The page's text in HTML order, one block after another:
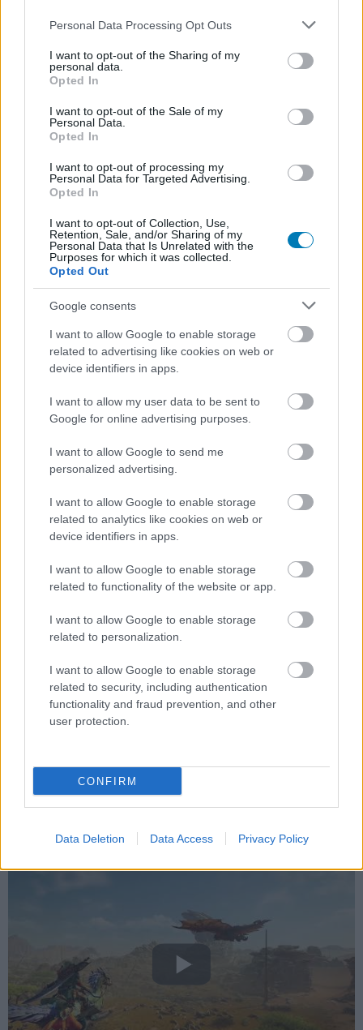
Please note that this website/app uses one or more Google
not limited to your visit or usage behaviour. You may click to
grant or deny consent to Google and its third-party tags to
use your data for below specified purposes in below Google
consent section.
Personal Data Processing Opt Outs
I want to opt-out of the Sharing of my
personal data.
Opted In
I want to opt-out of the Sale of my
Personal Data.
Opted In
I want to opt-out of processing my
Personal Data for Targeted Advertising.
Opted In
I want to opt-out of Collection, Use,
Retention, Sale, and/or Sharing of my
Personal Data that Is Unrelated with the
Purposes for which it was collected.
Opted Out
Google consents
I want to allow Google to enable storage
related to advertising like cookies on web or
device identifiers in apps.
I want to allow my user data to be sent to
Google for online advertising purposes.
I want to allow Google to send me
personalized advertising.
I want to allow Google to enable storage
related to analytics like cookies on web or
device identifiers in apps.
I want to allow Google to enable storage
related to functionality of the website or app.
I want to allow Google to enable storage
related to personalization.
I want to allow Google to enable storage
related to security, including authentication
functionality and fraud prevention, and other
user protection.
CONFIRM
Data Deletion Data Access Privacy Policy
Hozzászólások
Bemutatkozott a Monster
Hunter Wilds, végre beköszön a
széria erre a generációra is
A Capcom is meglátogatta a The Game Awards
2023 színpadát, és egy izgalmas, új bejelentést
és trailert hozott a szörnyvadász franchise
rajongóinak.
Unmute Loaded:
38.04%
A legutóbbi Monster Hunter a 2021-es Rise volt, ami
elsődlegesen a Nintendo Switchre készült. A játék portjai
ugyan 2 évvel később befutottak, de azok nem pörgették
érkezik viszont a Monster Hunter Wilds, ami majd pótolja
az előző rész látványbeli hiányosságait. A játékot maga
Ryozo Tsujimoto, a széria producere jelentette be
Game Awards 2023 színpadán
képviselője csak egy rövid ízelítőt hozott, ami
megmutatta a ránk váró világ egy darabkáját és a
szörnyek némelyikét. A körítés hibátlan, és láthatóan
kihasználja a PlayStation 5 és az Xbox Series X/S